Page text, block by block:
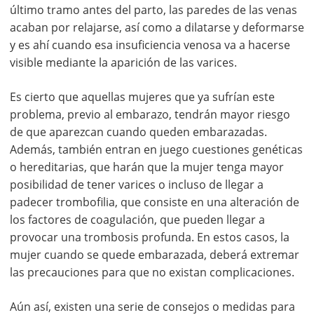
último tramo antes del parto, las paredes de las venas
acaban por relajarse, así como a dilatarse y deformarse
y es ahí cuando esa insuficiencia venosa va a hacerse
visible mediante la aparición de las varices.
Es cierto que aquellas mujeres que ya sufrían este
problema, previo al embarazo, tendrán mayor riesgo
de que aparezcan cuando queden embarazadas.
Además, también entran en juego cuestiones genéticas
o hereditarias, que harán que la mujer tenga mayor
posibilidad de tener varices o incluso de llegar a
padecer trombofilia, que consiste en una alteración de
los factores de coagulación, que pueden llegar a
provocar una trombosis profunda. En estos casos, la
mujer cuando se quede embarazada, deberá extremar
las precauciones para que no existan complicaciones.
Aún así, existen una serie de consejos o medidas para